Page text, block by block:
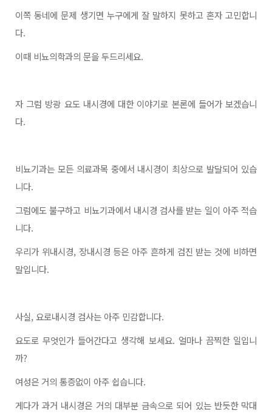
이쪽 동네에 문제 생기면 누구에게 잘 말하지 못하고 혼자 고민합니
다.
이때 비뇨의학과의 문을 두드리세요.
자 그럼 방광 요도 내시경에 대한 이야기로 본론에 들어가 보겠습니
다.
비뇨기과는 모든 의료과목 중에서 내시경이 최상으로 발달되어 있습
니다.
그럼에도 불구하고 비뇨기과에서 내시경 검사를 받는 일이 아주 적습
니다.
우리가 위내시경, 장내시경 등은 아주 흔하게 검진 받는 것에 비하면
말입니다.
사실, 요로내시경 검사는 아주 민감합니다.
요도로 무엇인가 들어간다고 생각해 보세요. 얼마나 끔찍한 일입니
까?
여성은 거의 통증없이 아주 쉽습니다.
게다가 과거 내시경은 거의 대부분 금속으로 되어 있는 반듯한 막대